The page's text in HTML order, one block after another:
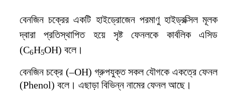
বেনজিন চক্রের একটি হাইড্রোজেন পরমাণু হাইড্রক্সিল মূলক
দ্বারা প্রতিস্থাপিত হয়ে সৃষ্ট ফেনলকে কার্বলিক এসিড
(C6H5OH) বলে।
বেনজিন চক্রে (–OH) গ্রুপযুক্ত সকল যৌগকে একত্রে ফেনল
(Phenol) বলে। এছাড়া বিভিন্ন নামের ফেনল আছে।